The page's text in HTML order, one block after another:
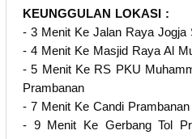
KEUNGGULAN LOKASI :
- 3 Menit Ke Jalan Raya Jogja
- 4 Menit Ke Masjid Raya Al
- 5 Menit Ke RS PKU
Prambanan
- 7 Menit Ke Candi Prambanan
- 9 Menit Ke Gerbang Tol